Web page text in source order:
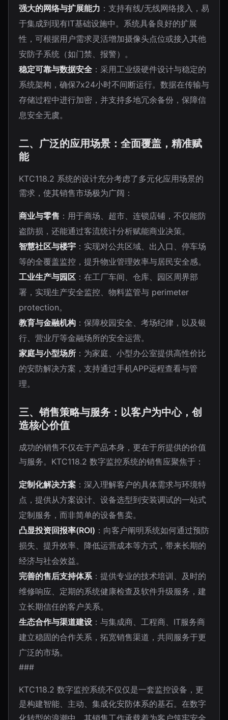
强大的网络与扩展能力 ：支持有线/无线网络接入，易
于集成到现有IT基础设施中。系统具备良好的扩展
性，可根据用户需求灵活增加摄像头点位或接入其他
安防子系统（如门禁、报警）。
稳定可靠与数据安全 ：采用工业级硬件设计与稳定的
系统架构，确保7x24小时不间断运行。数据在传输与
存储过程中进行加密，并支持多地冗余备份，保障信
息安全无虞。
二、广泛的应用场景：全面覆盖，精准赋
能
KTC118.2 系统的设计充分考虑了多元化应用场景的
需求，使其销售市场极为广阔：
商业与零售 ：用于商场、超市、连锁店铺，不仅能防
盗防损，还能通过客流统计分析赋能商业决策。
智慧社区与楼宇 ：实现对公共区域、出入口、停车场
等的全覆盖监控，提升物业管理效率与居民安全感。
工业生产与园区 ：在工厂车间、仓库、园区周界部
署，实现生产安全监控、物料监管与 perimeter
protection。
教育与金融机构 ：保障校园安全、考场纪律，以及银
行、营业厅等金融场所的安全运营。
家庭与小型场所 ：为家庭、小型办公室提供高性价比
的安防解决方案，支持通过手机APP远程查看与管
理。
三、销售策略与服务：以客户为中心，创
造核心价值
成功的销售不仅在于产品本身，更在于所提供的价值
与服务。KTC118.2 数字监控系统的销售应聚焦于：
定制化解决方案 ：深入理解客户的具体需求与环境特
点，提供从方案设计、设备选型到安装调试的一站式
定制服务，而非简单的设备售卖。
凸显投资回报率(ROI) ：向客户阐明系统如何通过预防
损失、提升效率、降低运营成本等方式，带来长期的
经济与社会效益。
完善的售后支持体系：提供专业的技术培训、及时的
维修响应、定期的系统健康检查及软件升级服务，建
立长期信任的客户关系。
生态合作与渠道建设 ：与集成商、工程商、IT服务商
建立稳固的合作关系，拓宽销售渠道，共同服务于更
广泛的市场。
###
KTC118.2 数字监控系统不仅仅是一套监控设备，更
是构建智能、主动、集成化安防体系的基石。在数字